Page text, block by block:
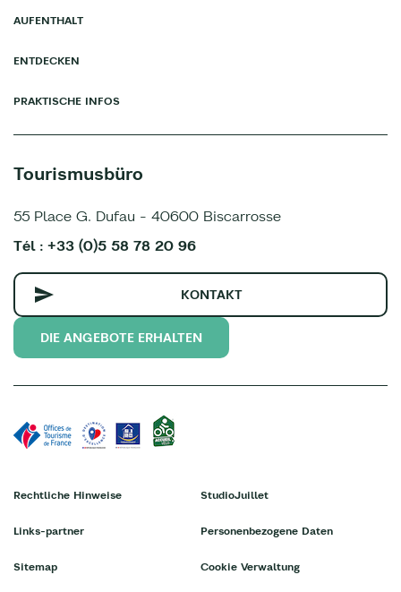
AUFENTHALT
ENTDECKEN
PRAKTISCHE INFOS
Tourismusbüro
55 Place G. Dufau - 40600 Biscarrosse
Tél : +33 (0)5 58 78 20 96
KONTAKT
DIE ANGEBOTE ERHALTEN
Rechtliche Hinweise
Links-partner
Sitemap
StudioJuillet
Personenbezogene Daten
Cookie Verwaltung